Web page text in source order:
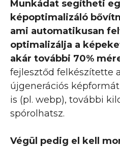
Munkádat segítheti
képoptimalizáló
ami automatikusan
optimalizálja a
akár további 70%
fejlesztőd felkészítette
újgenerációs
is (pl. webp), további
spórolhatsz.
Végül pedig el kell